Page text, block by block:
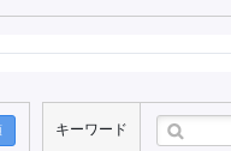
キーワード